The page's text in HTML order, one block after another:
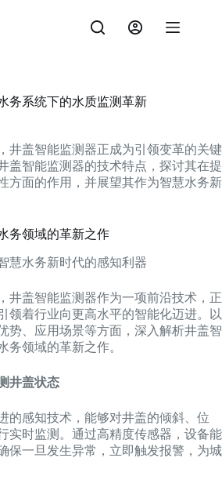
务系统下的水质监测革新
井盖智能监测器正成为引领变革的关键
盖智能监测器的技术特点，探讨其在提
方面的作用，并展望其作为智慧水务新
务领域的革新之作
慧水务新时代的感知利器
井盖智能监测器作为一项前沿技术，正
领着行业向更高水平的智能化迈进。以
势、应用场景等方面，深入解析井盖智
务领域的革新之作。
井盖状态
的感知技术，能够对井盖的倾斜、位
实时监测。通过高精度传感器，设备能
保一旦发生异常，立即触发报警，为城